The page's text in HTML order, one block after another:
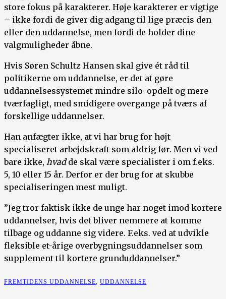
store fokus på karakterer. Høje karakterer er vigtige
– ikke fordi de giver dig adgang til lige præcis den
eller den uddannelse, men fordi de holder dine
valgmuligheder åbne.
Hvis Søren Schultz Hansen skal give ét råd til
politikerne om uddannelse, er det at gøre
uddannelsessystemet mindre silo-opdelt og mere
tværfagligt, med smidigere overgange på tværs af
forskellige uddannelser.
Han anfægter ikke, at vi har brug for højt
specialiseret arbejdskraft som aldrig før. Men vi ved
bare ikke, hvadde skal være specialister i om f.eks.
5, 10 eller 15 år. Derfor er der brug for at skubbe
specialiseringen mest muligt.
”Jeg tror faktisk ikke de unge har noget imod kortere
uddannelser, hvis det bliver nemmere at komme
tilbage og uddanne sig videre. F.eks. ved at udvikle
fleksible et-årige overbygningsuddannelser som
supplement til kortere grunduddannelser.”
FREMTIDENS UDDANNELSE UDDANNELSE